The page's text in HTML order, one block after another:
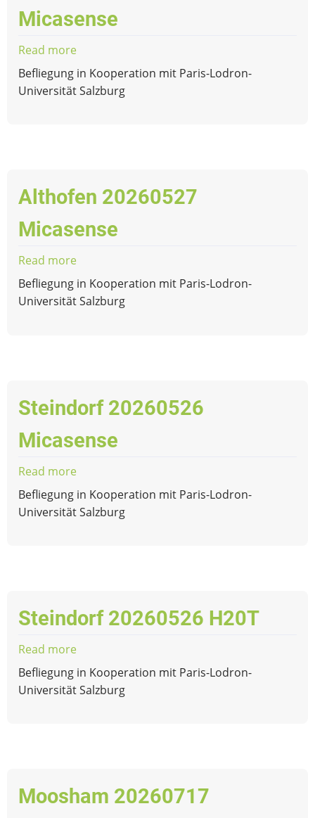
Micasense
Read more
Bruggarn
20260527
Micasense
Befliegung in Kooperation mit Paris-Lodron-
Universität Salzburg
Althofen 20260527
Micasense
Read more
Althofen
20260527
Micasense
Befliegung in Kooperation mit Paris-Lodron-
Universität Salzburg
Steindorf 20260526
Micasense
Read more
Steindorf
20260526
Micasense
Befliegung in Kooperation mit Paris-Lodron-
Universität Salzburg
Steindorf 20260526 H20T
Read more
Steindorf
20260526
Befliegung in Kooperation mit Paris-Lodron-
Universität Salzburg
Moosham 20260717